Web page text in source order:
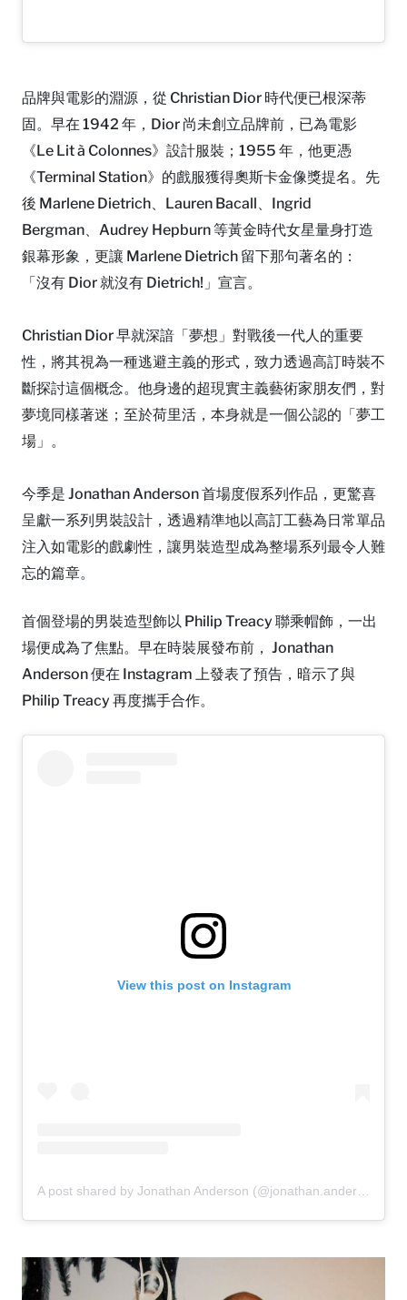
品牌與電影的淵源，從 Christian Dior 時代便已根深蒂
固。早在 1942 年，Dior 尚未創立品牌前，已為電影
《Le Lit à Colonnes》設計服裝；1955 年，他更憑
《Terminal Station》的戲服獲得奧斯卡金像獎提名。先
後 Marlene Dietrich、Lauren Bacall、Ingrid
Bergman、Audrey Hepburn 等黃金時代女星量身打造
銀幕形象，更讓 Marlene Dietrich 留下那句著名的：
「沒有 Dior 就沒有 Dietrich!」宣言。
Christian Dior 早就深諳「夢想」對戰後一代人的重要
性，將其視為一種逃避主義的形式，致力透過高訂時裝不
斷探討這個概念。他身邊的超現實主義藝術家朋友們，對
夢境同樣著迷；至於荷里活，本身就是一個公認的「夢工
場」。
今季是 Jonathan Anderson 首場度假系列作品，更驚喜
呈獻一系列男裝設計，透過精準地以高訂工藝為日常單品
注入如電影的戲劇性，讓男裝造型成為整場系列最令人難
忘的篇章。
首個登場的男裝造型飾以 Philip Treacy 聯乘帽飾，一出
場便成為了焦點。早在時裝展發布前， Jonathan
Anderson 便在 Instagram 上發表了預告，暗示了與
Philip Treacy 再度攜手合作。
View this post on Instagram